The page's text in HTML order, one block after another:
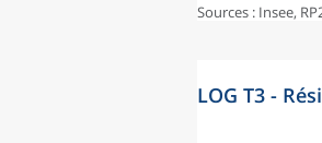
Sources : Insee,
LOG T3 -